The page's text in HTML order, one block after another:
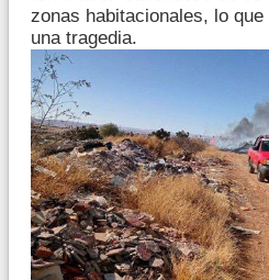
zonas habitacionales, lo
una tragedia.